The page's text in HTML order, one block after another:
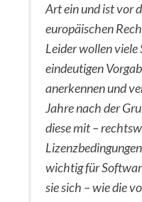
Art ein und ist vor
europäischen
Leider wollen
eindeutigen
anerkennen und
Jahre nach der
diese mit –
wichtig für
sie sich – wie die